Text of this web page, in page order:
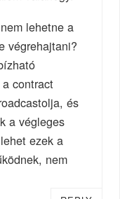
lehetne a
végrehajtani?
contract
és
a végleges
ezek a
nem